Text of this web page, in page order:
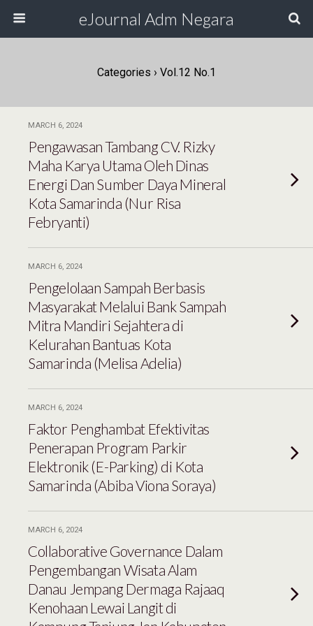
eJournal Adm Negara
Categories › Vol.12 No.1
MARCH 6, 2024
Pengawasan Tambang CV. Rizky
Maha Karya Utama Oleh Dinas
Energi Dan Sumber Daya Mineral
Kota Samarinda (Nur Risa
Febryanti)
MARCH 6, 2024
Pengelolaan Sampah Berbasis
Masyarakat Melalui Bank Sampah
Mitra Mandiri Sejahtera di
Kelurahan Bantuas Kota
Samarinda (Melisa Adelia)
MARCH 6, 2024
Faktor Penghambat Efektivitas
Penerapan Program Parkir
Elektronik (E-Parking) di Kota
Samarinda (Abiba Viona Soraya)
MARCH 6, 2024
Collaborative Governance Dalam
Pengembangan Wisata Alam
Danau Jempang Dermaga Rajaaq
Kenohaan Lewai Langit di